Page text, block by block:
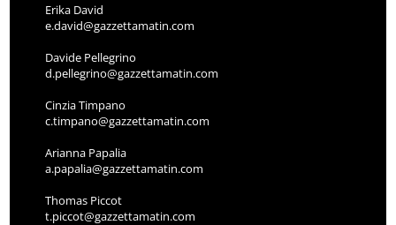
Erika David
e.david@gazzettamatin.com
Davide Pellegrino
d.pellegrino@gazzettamatin.com
Cinzia Timpano
c.timpano@gazzettamatin.com
Arianna Papalia
a.papalia@gazzettamatin.com
Thomas Piccot
t.piccot@gazzettamatin.com